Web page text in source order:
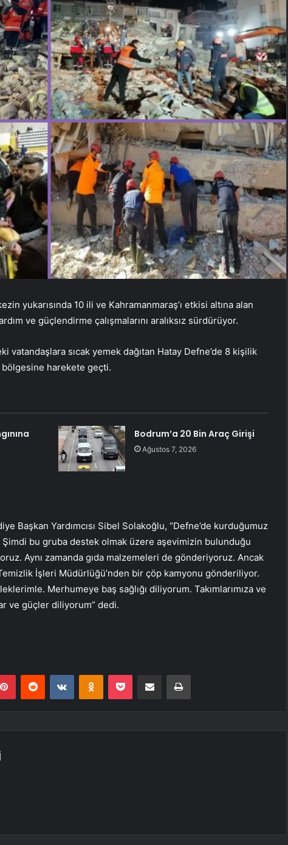
yukarısında 10 ili ve Kahramanmaraş’ı etkisi altına alan
ve güçlendirme çalışmalarını aralıksız sürdürüyor.
sıcak yemek dağıtan Hatay Defne’de 8 kişilik
harekete geçti.
Bodrum’a 20 Bin Araç Girişi
Ağustos 7, 2026
Başkan Yardımcısı Sibel Solakoğlu, “Defne’de kurduğumuz
Şimdi bu gruba destek olmak üzere aşevimizin bulunduğu
Aynı zamanda gıda malzemeleri de gönderiyoruz. Ancak
İşleri Müdürlüğü’nden bir çöp kamyonu gönderiliyor.
Merhumeye baş sağlığı diliyorum. Takımlarımıza ve
ve güçler diliyorum” dedi.
PinterestReddit VKontakteOdnoklassniki
Pocket E-Posta ile paylaş Yazdır